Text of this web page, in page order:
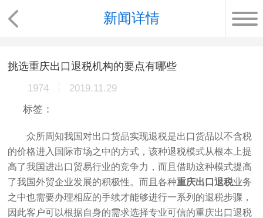
新闻详情
挑选重庆出口退税机构的要点有哪些
1974
2019.11.29
标签：
众所周知我国对出口货品实现退税是出口货品以不含税
的价格进入国际市场之中的方式，该种退税模式从根本上提
高了我国进出口贸易行业的竞争力，而且借助这种模式提高
了我国外贸企业发展的积极性。而且各种重庆出口退税业务
之中也需要办理相应的手续才能够进行一系列的退税步骤，
因此客户可以根据自身的需求选择专业可信的重庆出口退税